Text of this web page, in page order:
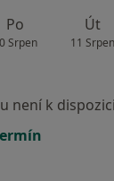
Po
Srpen
Út
11 Srpen
není k dispozici